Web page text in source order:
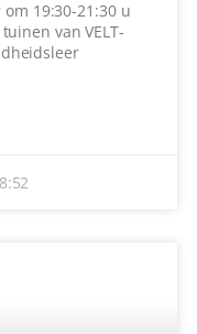
19:30-21:30 u
van VELT-